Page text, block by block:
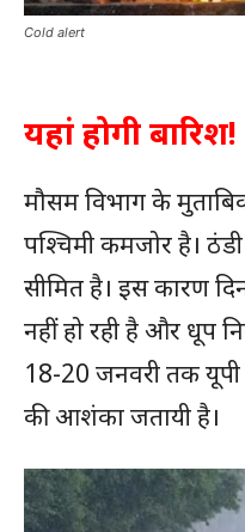
Cold alert
यहां होगी बारिश!
मौसम विभाग के
पश्चिमी कमजोर है।
सीमित है। इस कारण
नहीं हो रही है और धूप
18-20 जनवरी तक
की आशंका जतायी है।